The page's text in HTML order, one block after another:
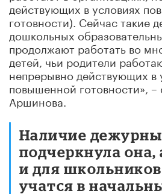
действующих в условиях
готовности). Сейчас такие
дошкольных
продолжают работать во
детей, чьи родители
непрерывно действующих в
повышенной готовности»,
Аршинова.
Наличие
подчеркнула она,
и для
учатся в